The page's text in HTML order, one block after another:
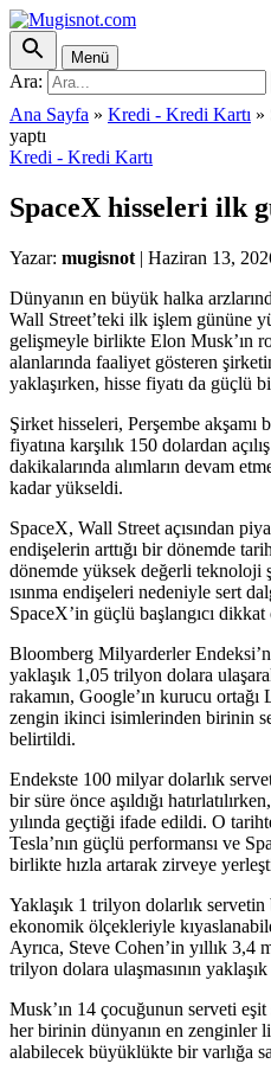
Menü
Ara:
Ana Sayfa » Kredi - Kredi Kartı »
yaptı
Kredi - Kredi Kartı
SpaceX hisseleri ilk
Yazar: mugisnot | Haziran 13,
Dünyanın en büyük halka
Wall Street’teki ilk işlem gününe
gelişmeyle birlikte Elon Musk’ın
alanlarında faaliyet gösteren
yaklaşırken, hisse fiyatı da güçlü
Şirket hisseleri, Perşembe akşamı
fiyatına karşılık 150 dolardan
dakikalarında alımların devam
kadar yükseldi.
SpaceX, Wall Street açısından
endişelerin arttığı bir dönemde
dönemde yüksek değerli teknoloji
ısınma endişeleri nedeniyle sert
SpaceX’in güçlü başlangıcı dikkat
Bloomberg Milyarderler
yaklaşık 1,05 trilyon dolara
rakamın, Google’ın kurucu
zengin ikinci isimlerinden birinin
belirtildi.
Endekste 100 milyar dolarlık
bir süre önce aşıldığı
yılında geçtiği ifade edildi. O
Tesla’nın güçlü performansı ve
birlikte hızla artarak zirveye
Yaklaşık 1 trilyon dolarlık
ekonomik ölçekleriyle
Ayrıca, Steve Cohen’in yıllık 3,4
trilyon dolara ulaşmasının
Musk’ın 14 çocuğunun serveti
her birinin dünyanın en zenginler
alabilecek büyüklükte bir varlığa